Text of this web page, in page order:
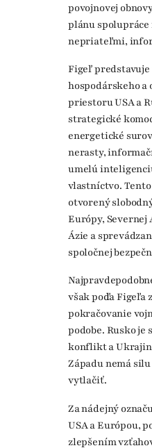
povojnovej
plánu
nepriateľmi,
Figeľ
hospodárskeho a
priestoru USA a
strategické
energetické
nerasty,
umelú
vlastníctvo.
otvorený
Európy,
Ázie a
spoločnej
však podľa Figeľa
pokračovanie
podobe. Rusko je
konflikt a
Západu nemá
vytlačiť.
Za nádejný
USA a Európou,
zlepšením